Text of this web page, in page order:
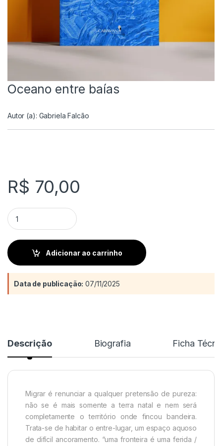
Oceano entre baías
Autor (a): Gabriela Falcão
R$ 70,00
Oceano entre baías quantity
Adicionar ao carrinho
Data de publicação: 07/11/2025
Descrição Biografia Ficha
Migrar é renunciar a qualquer pretensão de pureza:
não se é mais somente a terra natal e nem será
completamente o território onde fincou bandeira.
Trata-se de habitar o entre-lugar, um espaço aquoso
de difícil ancoramento. “uma fronteira é uma ferida /